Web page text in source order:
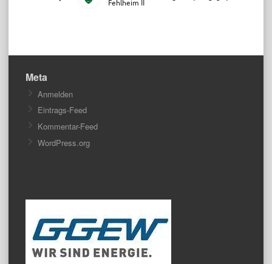
Meta
Anmelden
Eintrags-Feed
Kommentar-Feed
WordPress.org